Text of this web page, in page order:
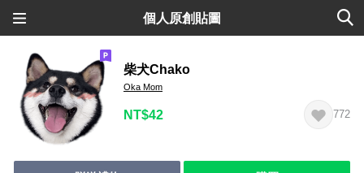
個人原創貼圖
柴犬Chako
Oka Mom
NT$42 772